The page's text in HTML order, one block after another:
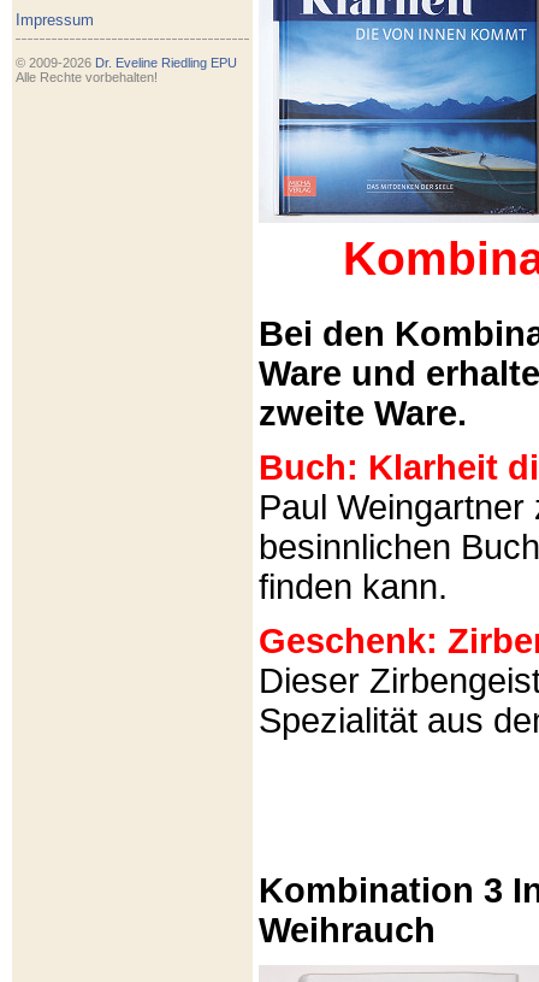
Impressum
© 2009-2026 Dr. Eveline Riedling EPU
Alle Rechte vorbehalten!
Bei den
Ware und
zweite Ware.
Buch: Klarheit
Paul
besinnlichen
finden kann.
Geschenk:
Dieser
Spezialität aus
Kombination 3
Weihrauch